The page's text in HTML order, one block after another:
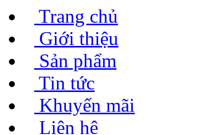
Trang chủ
Giới thiệu
Sản phẩm
Tin tức
Khuyến mãi
Liên hệ